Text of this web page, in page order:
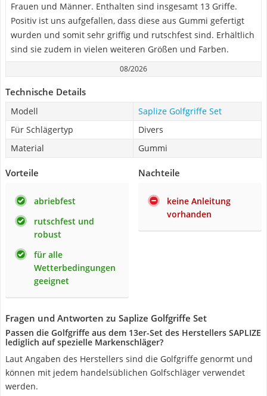
Frauen und Männer. Enthalten sind insgesamt 13 Griffe.
Positiv ist uns aufgefallen, dass diese aus Gummi gefertigt
wurden und somit sehr griffig und rutschfest sind. Erhältlich
sind sie zudem in vielen weiteren Größen und Farben.
08/2026
Technische Details
Modell
Saplize Golfgriffe Set
Für Schlägertyp
Divers
Material
Gummi
Vorteile
abriebfest
rutschfest und
robust
für alle
Wetterbedingungen
geeignet
Nachteile
keine Anleitung
vorhanden
Fragen und Antworten zu Saplize Golfgriffe Set
Passen die Golfgriffe aus dem 13er-Set des Herstellers SAPLIZE
lediglich auf spezielle Markenschläger?
Laut Angaben des Herstellers sind die Golfgriffe genormt und
können mit jedem handelsüblichen Golfschläger verwendet
werden.